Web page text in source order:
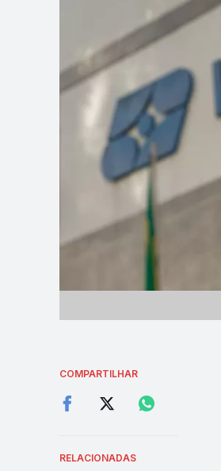
COMPARTILHAR
RELACIONADAS